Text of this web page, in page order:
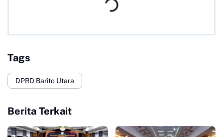
Tags
DPRD Barito Utara
Berita Terkait